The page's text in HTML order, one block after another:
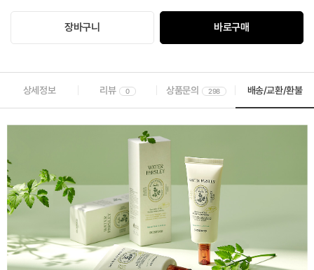
장바구니 바로구매
상세정보 리뷰 0 상품문의 298 배송/교환/환불